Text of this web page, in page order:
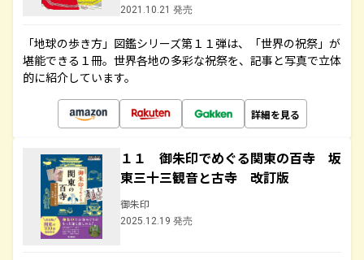
2021.10.21 発売
「地球の歩き方」図鑑シリーズ第１１弾は、「世界の祝祭」が
堪能できる１冊。世界各地の多彩な祝祭を、記事と写真で立体
的に紹介しています。
詳細を見る
１１ 御朱印でめぐる関東の百寺 坂
東三十三観音と古寺 改訂版
御朱印
2025.12.19 発売